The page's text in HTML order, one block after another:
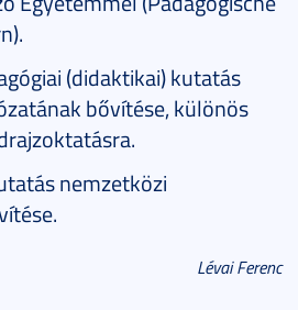
(didaktikai) kutatás
bővítése, különös
nemzetközi
Lévai Ferenc